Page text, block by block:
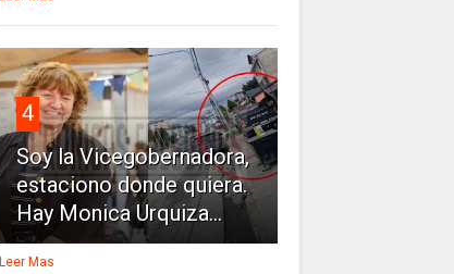
4
Soy la Vicegobernadora,
estaciono donde quiera.
Hay Monica Urquiza...
Leer Mas